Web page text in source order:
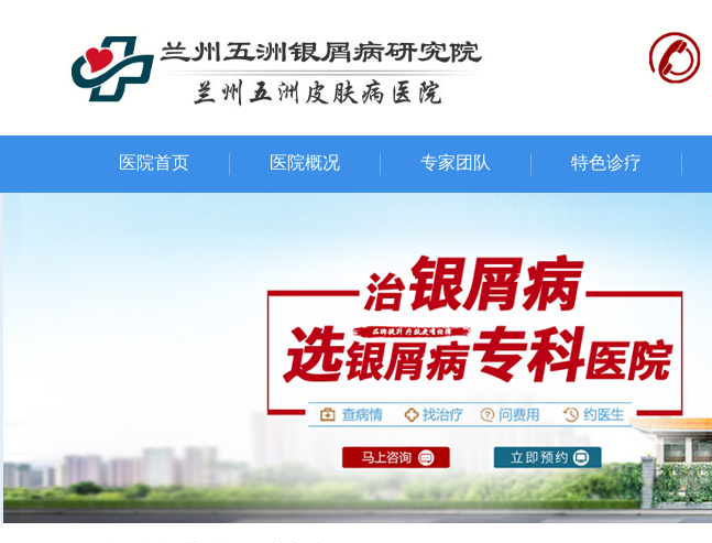
医院首页 医院概况 专家团队 特色诊疗